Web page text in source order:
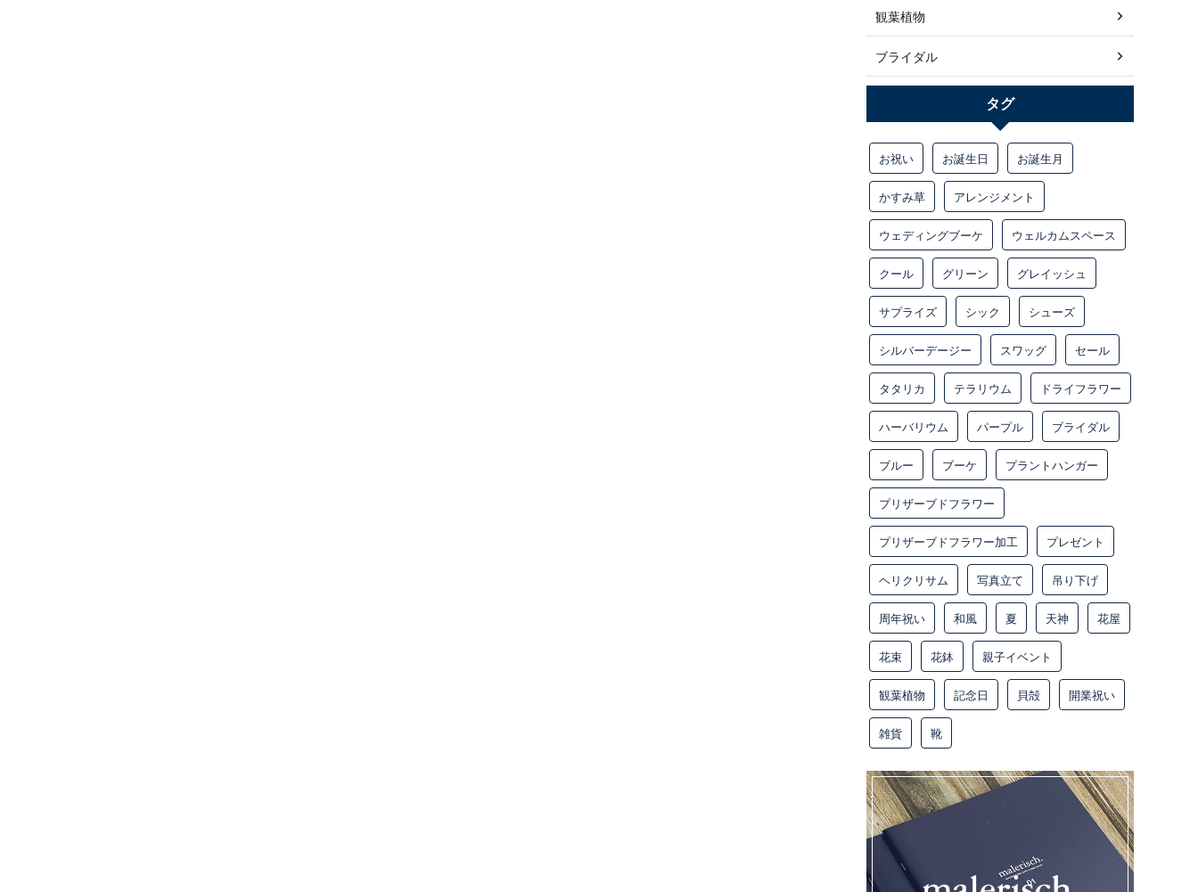
観葉植物
ブライダル
タグ
お祝い お誕生日 お誕生月
かすみ草 アレンジメント
ウェディングブーケ ウェルカムスペース
クール グリーン グレイッシュ
サプライズ シック シューズ
シルバーデージー スワッグ セール
タタリカ テラリウム ドライフラワー
ハーバリウム パープル ブライダル
ブルー ブーケ プラントハンガー
プリザーブドフラワー
プリザーブドフラワー加工 プレゼント
ヘリクリサム 写真立て 吊り下げ
周年祝い 和風 夏 天神 花屋
花束 花鉢 親子イベント
観葉植物 記念日 貝殻 開業祝い
雑貨 靴